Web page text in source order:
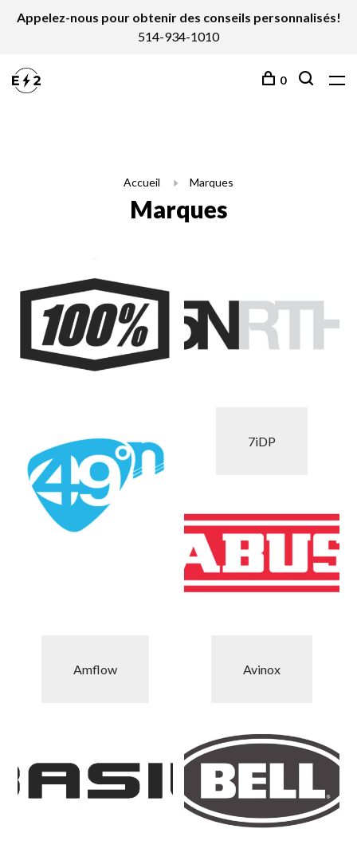
Appelez-nous pour obtenir des conseils personnalisés!
514-934-1010
0
Accueil Marques
Marques
7iDP
Amflow Avinox